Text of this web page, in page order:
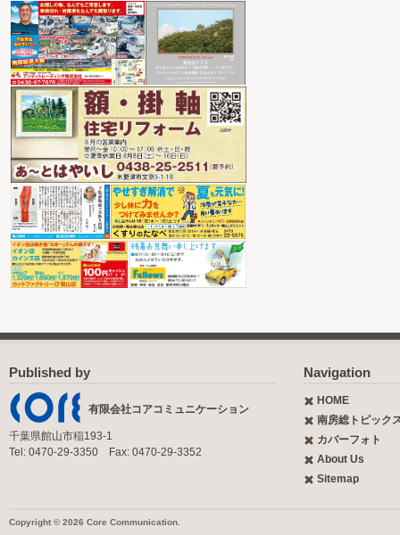
Published by
有限会社コアコミュニケーション
千葉県館山市稲193-1
Tel: 0470-29-3350 Fax: 0470-29-3352
Navigation
HOME
南房総トピック
カバーフォト
About Us
Sitemap
Copyright © 2026 Core Communication.